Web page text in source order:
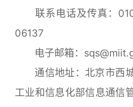
联系电话及传真：
06137
电子邮箱：
通信地址：北京市西城
工业和信息化部信息通信